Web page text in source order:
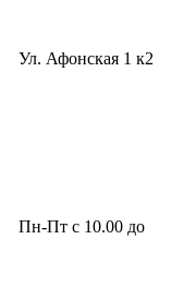
Ул. Афонская 1 к2
Пн-Пт с 10.00 до